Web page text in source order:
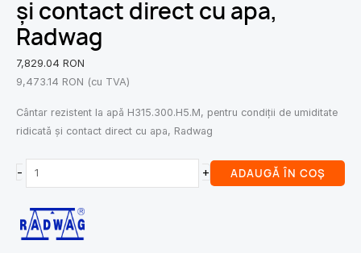
și contact direct cu apa,
Radwag
7,829.04 RON
9,473.14 RON (cu TVA)
Cântar rezistent la apă H315.300.H5.M, pentru condiții de umiditate
ridicată și contact direct cu apa, Radwag
- + ADAUGĂ ÎN COȘ